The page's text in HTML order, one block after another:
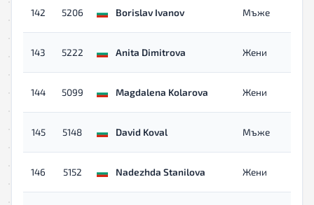
142 5206 Borislav Ivanov Мъже
143 5222 Anita Dimitrova Жени
144 5099 Magdalena Kolarova Жени
145 5148 David Koval Мъже
146 5152 Nadezhda Stanilova Жени